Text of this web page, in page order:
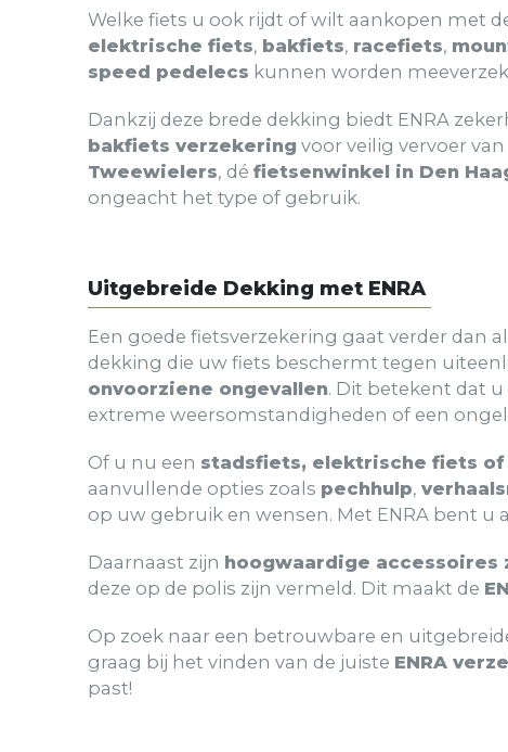
Welke fiets u ook rijdt of wilt aankopen met
elektrische fiets, bakfiets, racefiets,
speed pedelecs kunnen worden
Dankzij deze brede dekking biedt ENRA
bakfiets verzekering voor veilig vervoer
Tweewielers, dé fietsenwinkel in Den
ongeacht het type of gebruik.
Uitgebreide Dekking met ENRA
Een goede fietsverzekering gaat verder dan
dekking die uw fiets beschermt tegen
onvoorziene ongevallen. Dit betekent dat
extreme weersomstandigheden of een
Of u nu een stadsfiets, elektrische fiets
aanvullende opties zoals pechhulp,
op uw gebruik en wensen. Met ENRA bent u
Daarnaast zijn hoogwaardige accessoires
deze op de polis zijn vermeld. Dit maakt de
Op zoek naar een betrouwbare en
graag bij het vinden van de juiste ENRA
past!